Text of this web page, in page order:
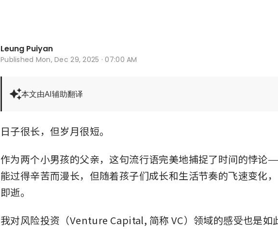
Leung Puiyan
Published Mon, Dec 29, 2025 · 07:00 AM
本文由AI辅助翻译
日子很长，但岁月很短。
作为两个小男孩的父亲，这句流行语完美地捕捉了时间的悖论
能过得辛苦而漫长，但随着孩子们成长和生活节奏的飞速变化
即逝。
我对风险投资（Venture Capital, 简称 VC）领域的感受也是如